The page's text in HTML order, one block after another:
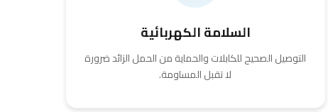
السلامة الكهربائية
التوصيل الصحيح للكابلات والحماية من الحمل الزائد ضرورة
لا تقبل المساومة.